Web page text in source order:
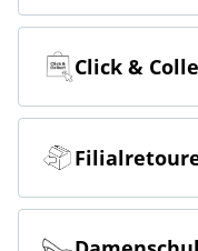
In der Filiale
liefern lassen.
Click &
Online bestellen &
Online bestellen &